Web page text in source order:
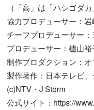
（「高」は「ハシゴダカ
協力プロデューサー：
チーフプロデューサー
プロデューサー：櫨山
制作プロダクション：
製作著作：日本テレビ
(c)NTV・J Storm
公式サイト：https://